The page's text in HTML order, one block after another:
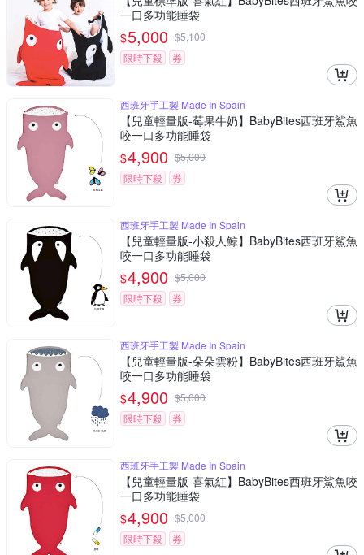
一口多功能睡袋
$5,000 $5,100
限時下殺
券
西班牙手工製 Made In Spain
【兒童輕量版-莓果牛奶】BabyBites西班牙鯊魚
咬一口多功能睡袋
$4,900 $5,000
限時下殺
券
西班牙手工製 Made In Spain
【兒童輕量版-小殺人鯨】BabyBites西班牙鯊魚
咬一口多功能睡袋
$4,900 $5,000
限時下殺
券
西班牙手工製 Made In Spain
【兒童輕量版-朵朵雲粉】BabyBites西班牙鯊魚
咬一口多功能睡袋
$4,900 $5,000
限時下殺
券
西班牙手工製 Made In Spain
【兒童輕量版-喜氣紅】BabyBites西班牙鯊魚咬
一口多功能睡袋
$4,900 $5,000
限時下殺
券